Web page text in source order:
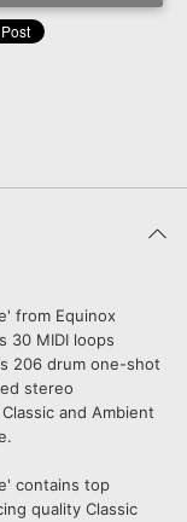
from Equinox
30 MIDI loops
206 drum one-shot
stereo
and Ambient
contains top
quality Classic